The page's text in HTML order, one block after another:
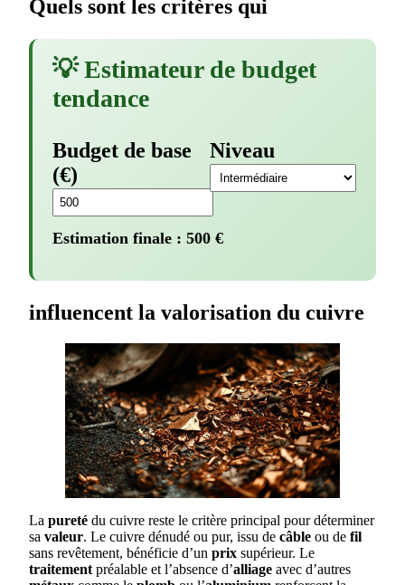
Quels sont les critères qui
💡 Estimateur de budget
tendance
Budget de base
(€)
Niveau
Estimation finale : 500 €
influencent la valorisation du cuivre
La pureté du cuivre reste le critère principal pour déterminer
sa valeur. Le cuivre dénudé ou pur, issu de câble ou de fil
sans revêtement, bénéficie d’un prix supérieur. Le
traitement préalable et l’absence d’alliage avec d’autres